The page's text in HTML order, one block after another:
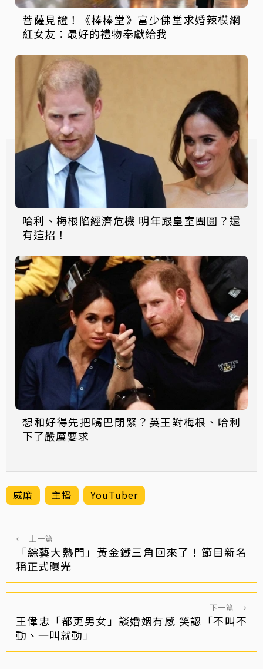
菩薩見證！《棒棒堂》富少佛堂求婚辣模網
紅女友：最好的禮物奉獻給我
哈利、梅根陷經濟危機 明年跟皇室團圓？還
有這招！
想和好得先把嘴巴閉緊？英王對梅根、哈利
下了嚴厲要求
威廉 主播 YouTuber
← 上一篇
「綜藝大熱門」黃金鐵三角回來了！節目新名
稱正式曝光
下一篇 →
王偉忠「都更男女」談婚姻有感 笑認「不叫不
動、一叫就動」